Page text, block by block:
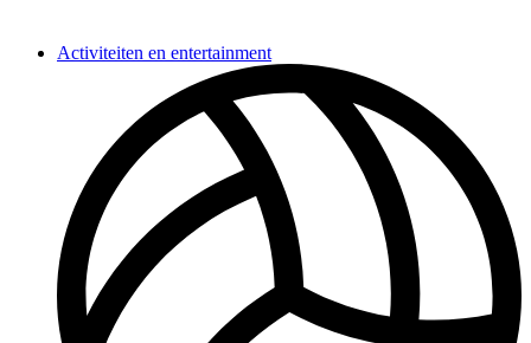
Activiteiten en entertainment